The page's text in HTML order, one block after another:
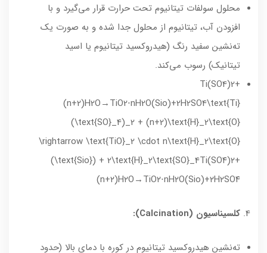
محلول سولفات تیتانیوم تحت حرارت قرار می‌گیرد و با
افزودن آب، تیتانیوم از محلول جدا شده و به صورت یک
ته‌نشین سفید رنگ (هیدروکسید تیتانیوم یا اسید
تیتانیک) رسوب می‌کند.
Ti(SO4)2+
(n+2)H2O→TiO2⋅nH2O(Sio)+2H2SO4\text{Ti}
(\text{SO}_4)_2 + (n+2)\text{H}_2\text{O}
\rightarrow \text{TiO}_2 \cdot n\text{H}_2\text{O}
(\text{Sio}) + 2\text{H}_2\text{SO}_4Ti(SO۴)۲+
(n+۲)H۲O→TiO۲⋅nH۲O(Sio)+۲H۲SO۴
کلسیناسیون (Calcination):
ته‌نشین هیدروکسید تیتانیوم در کوره با دمای بالا (حدود